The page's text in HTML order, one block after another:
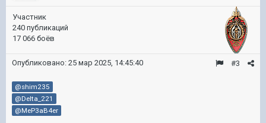
Участник
240 публикаций
17 066 боёв
#3
Опубликовано: 25 мар 2025, 14:45:40
@shim235
@Delta_221
@MeP3aB4er